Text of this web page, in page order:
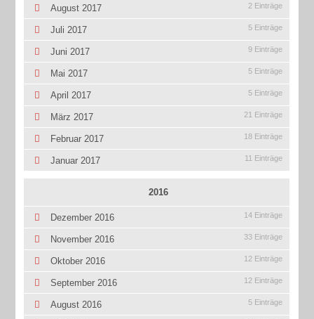
August 2017 2 Einträge
Juli 2017 5 Einträge
Juni 2017 9 Einträge
Mai 2017 5 Einträge
April 2017 5 Einträge
März 2017 21 Einträge
Februar 2017 18 Einträge
Januar 2017 11 Einträge
2016
Dezember 2016 14 Einträge
November 2016 33 Einträge
Oktober 2016 12 Einträge
September 2016 12 Einträge
August 2016 5 Einträge